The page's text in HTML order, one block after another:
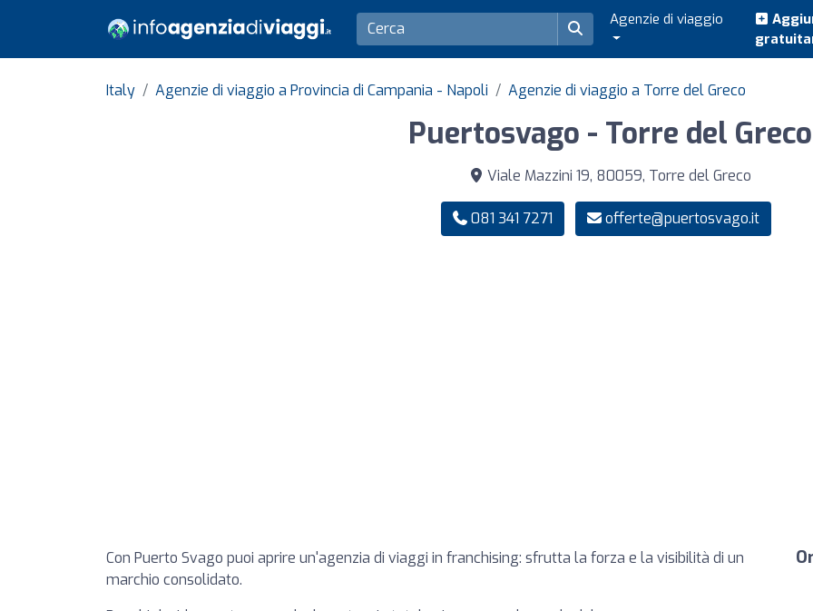
Agenzie di viaggio
Italy Agenzie di viaggio a Provincia di Campania - Napoli Agenzie di viaggio a Torre del Greco
Puertosvago - Torre del Greco
Viale Mazzini 19, 80059, Torre del Greco
081 341 7271 offerte@puertosvago.it
Con Puerto Svago puoi aprire un'agenzia di viaggi in franchising: sfrutta la forza e la visibilità di un
marchio consolidato.